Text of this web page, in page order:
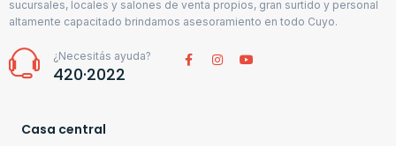
sucursales, locales y salones de venta propios, gran surtido y personal
altamente capacitado brindamos asesoramiento en todo Cuyo.
¿Necesitás ayuda?
420·2022
Casa central